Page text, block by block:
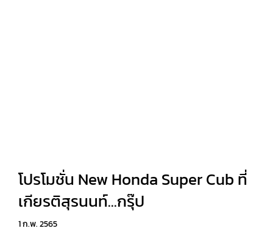
โปรโมชั่น New Honda Super Cub ที่
เกียรติสุรนนท์...กรุ๊ป
1 ก.พ. 2565